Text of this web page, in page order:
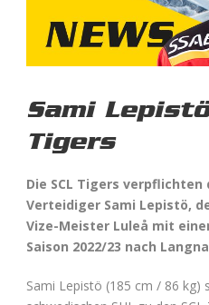
Sami
Tigers
Die SCL Tigers verpflichten
Verteidiger Sami Lepistö,
Vize-Meister Luleå mit
Saison 2022/23 nach
Sami Lepistö (185 cm / 86 kg)